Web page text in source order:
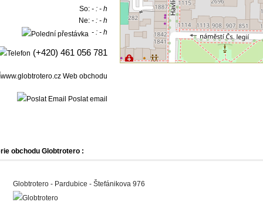
So: - : - h
Ne: - : - h
- : - h
(+420) 461 056 781
Web obchodu
Poslat email
obchodu Globtrotero :
Globtrotero - Pardubice - Štefánikova 976